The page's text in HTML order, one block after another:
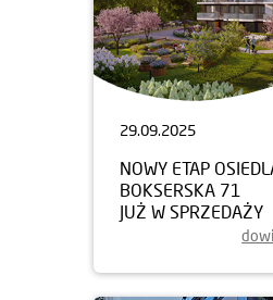
29.09.2025
NOWY ETAP
BOKSERSKA 71
JUŻ W SPRZEDAŻY